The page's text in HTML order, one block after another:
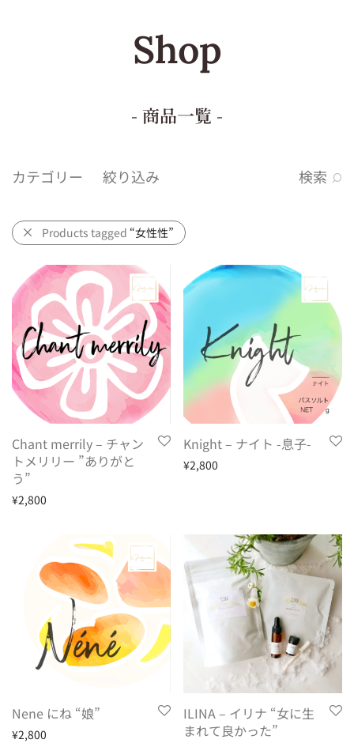
Shop
- 商品一覧 -
カテゴリー 絞り込み 検索
Products tagged “女性性”
Chant merrily – チャン
トメリリー ”ありがと
う”
¥2,800
Knight – ナイト -息子-
¥2,800
Nene にね “娘”
¥2,800
ILINA – イリナ “女に生
まれて良かった”